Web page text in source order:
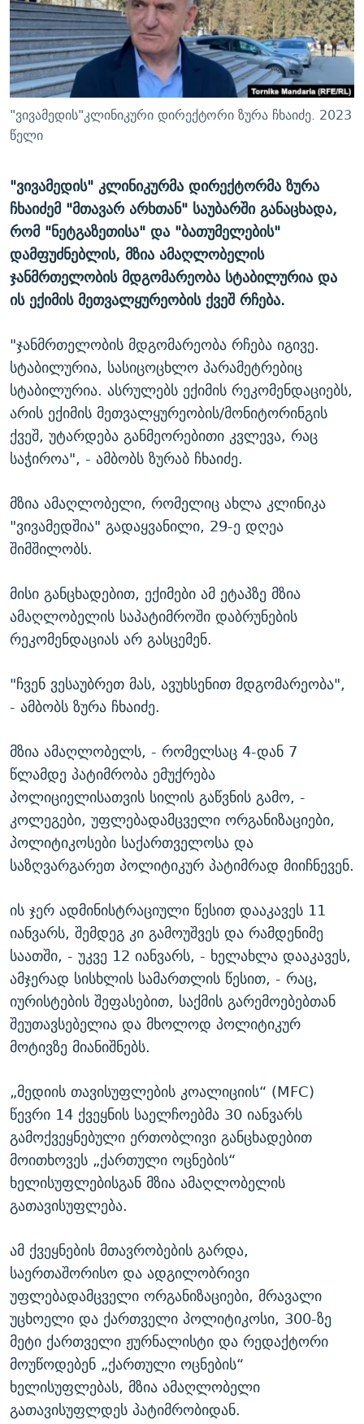
ᲛᲝᲚᲐᲞᲐᲠᲐᲙᲔ ᲢᲔᲥᲡᲢᲔᲑᲘ
ᲨᲘᲜ - ᲣᲪᲮᲝᲔᲗᲨᲘ
ᲚᲘᲢᲔᲠᲐᲢᲣᲠᲣᲚᲘ ᲬᲐᲮᲜᲐᲒᲔᲑᲘ
ᲐᲛᲔᲠᲘᲙᲣᲚᲘ ᲛᲝᲗᲮᲠᲝᲑᲐ
ᲘᲛᲞᲔᲠᲘᲐ ᲓᲐ ᲠᲐᲓᲘᲝ
ᲩᲔᲛᲘ ᲡᲘᲙᲕᲓᲘᲚᲘᲡ ᲛᲘᲖᲔᲖᲘᲐ COVID-19
11 ᲬᲔᲚᲘ - 11 ᲐᲛᲑᲐᲕᲘ
ᲡᲐᲞᲐᲠᲚᲐᲛᲔᲜᲢᲝ ᲐᲠᲩᲔᲕᲜᲔᲑᲘᲡ ᲘᲡᲢᲝᲠᲘᲐ
ᲑᲐᲕᲨᲕᲔᲑᲘ ᲞᲠᲝᲡᲢᲘᲢᲣᲪᲘᲐᲨᲘ - ᲐᲛᲝᲣᲗᲥᲛᲔᲚᲘ ᲐᲛᲑᲐᲕᲘ
5 ᲐᲛᲑᲐᲕᲘ - 20 ᲘᲕᲜᲘᲡᲡ ᲓᲐᲨᲐᲕᲔᲑᲣᲚᲔᲑᲘ
ПРИВЕТ ᲙᲣᲚᲢᲣᲠᲐ
ᲒᲐᲛᲝᲘᲬᲔᲠᲔ
რთე/რთ-ის ყველა საიტი
"ვივამედის"კლინიკური დირექტორი ზურა ჩხაიძე. 2023
წელი
"ვივამედის" კლინიკურმა დირექტორმა ზურა
ჩხაიძემ "მთავარ არხთან" საუბარში განაცხადა,
რომ "ნეტგაზეთისა" და "ბათუმელების"
დამფუძნებლის, მზია ამაღლობელის
ჯანმრთელობის მდგომარეობა სტაბილურია და
ის ექიმის მეთვალყურეობის ქვეშ რჩება.
"ჯანმრთელობის მდგომარეობა რჩება იგივე.
სტაბილურია, სასიცოცხლო პარამეტრებიც
სტაბილურია. ასრულებს ექიმის რეკომენდაციებს,
არის ექიმის მეთვალყურეობის/მონიტორინგის
ქვეშ, უტარდება განმეორებითი კვლევა, რაც
საჭიროა", - ამბობს ზურაბ ჩხაიძე.
მზია ამაღლობელი, რომელიც ახლა კლინიკა
"ვივამედშია" გადაყვანილი, 29-ე დღეა
შიმშილობს.
მისი განცხადებით, ექიმები ამ ეტაპზე მზია
ამაღლობელის საპატიმროში დაბრუნების
რეკომენდაციას არ გასცემენ.
"ჩვენ ვესაუბრეთ მას, ავუხსენით მდგომარეობა",
- ამბობს ზურა ჩხაიძე.
მზია ამაღლობელს, - რომელსაც 4-დან 7
წლამდე პატიმრობა ემუქრება
პოლიციელისათვის სილის გაწვნის გამო, -
კოლეგები, უფლებადამცველი ორგანიზაციები,
პოლიტიკოსები საქართველოსა და
საზღვარგარეთ პოლიტიკურ პატიმრად მიიჩნევენ.
ის ჯერ ადმინისტრაციული წესით დააკავეს 11
იანვარს, შემდეგ კი გამოუშვეს და რამდენიმე
საათში, - უკვე 12 იანვარს, - ხელახლა დააკავეს,
ამჯერად სისხლის სამართლის წესით, - რაც,
იურისტების შეფასებით, საქმის გარემოებებთან
შეუთავსებელია და მხოლოდ პოლიტიკურ
მოტივზე მიანიშნებს.
„მედიის თავისუფლების კოალიციის“ (MFC)
წევრი 14 ქვეყნის საელჩოებმა 30 იანვარს
გამოქვეყნებული ერთობლივი განცხადებით
მოითხოვეს „ქართული ოცნების“
ხელისუფლებისგან მზია ამაღლობელის
გათავისუფლება.
ამ ქვეყნების მთავრობების გარდა,
საერთაშორისო და ადგილობრივი
უფლებადამცველი ორგანიზაციები, მრავალი
უცხოელი და ქართველი პოლიტიკოსი, 300-ზე
მეტი ქართველი ჟურნალისტი და რედაქტორი
მოუწოდებენ „ქართული ოცნების“
ხელისუფლებას, მზია ამაღლობელი
გათავისუფლდეს პატიმრობიდან.